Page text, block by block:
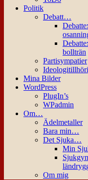
Politik
Debatt…
bollträn
Partisympatier
Mina Bilder
WordPress
PlugIn’s
WPadmin
Om…
Ädelmetaller
Bara min…
Det Sjuka…
Min
Om mig